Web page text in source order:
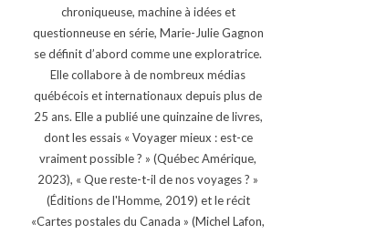
chroniqueuse, machine à idées et
questionneuse en série, Marie-Julie Gagnon
se définit d’abord comme une exploratrice.
Elle collabore à de nombreux médias
québécois et internationaux depuis plus de
25 ans. Elle a publié une quinzaine de livres,
dont les essais « Voyager mieux : est-ce
vraiment possible ? » (Québec Amérique,
2023), « Que reste-t-il de nos voyages ? »
(Éditions de l'Homme, 2019) et le récit
«Cartes postales du Canada » (Michel Lafon,